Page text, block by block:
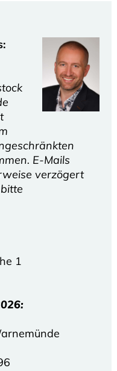
E-Mails
verzögert
1